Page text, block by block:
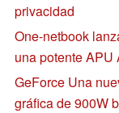
privacidad
One-netbook
una potente APU
GeForce Una
gráfica de 900W